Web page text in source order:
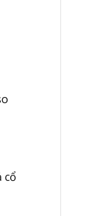
cổ